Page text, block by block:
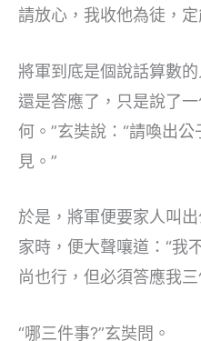
請放心，我收他為徒，
將軍到底是個說話算數
還是答應了，只是說了
何。”玄奘說：“請喚出
見。”
於是，將軍便要家人叫
家時，便大聲嚷道：“我
尚也行，但必須答應我三
“哪三件事?”玄奘問。